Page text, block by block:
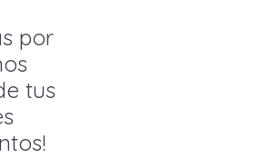
por
tus